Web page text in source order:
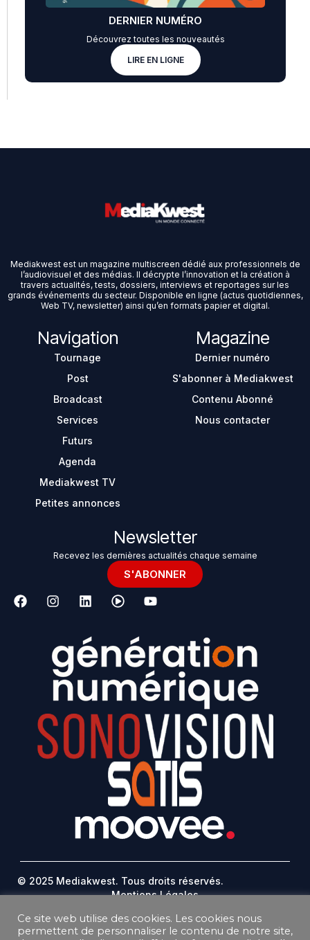
DERNIER NUMÉRO
Découvrez toutes les nouveautés
LIRE EN LIGNE
Mediakwest est un magazine multiscreen dédié aux professionnels de
l’audiovisuel et des médias. Il décrypte l’innovation et la création à
travers actualités, tests, dossiers, interviews et reportages sur les
grands événements du secteur. Disponible en ligne (actus quotidiennes,
Web TV, newsletter) ainsi qu’en formats papier et digital.
Navigation
Tournage
Post
Broadcast
Services
Futurs
Agenda
Mediakwest TV
Petites annonces
Magazine
Dernier numéro
S'abonner à Mediakwest
Contenu Abonné
Nous contacter
Newsletter
Recevez les dernières actualités chaque semaine
S'ABONNER
© 2025 Mediakwest. Tous droits réservés.
Mentions Légales
Contact
Plan Du Site
Ce site web utilise des cookies. Les cookies nous
permettent de personnaliser le contenu de notre site,